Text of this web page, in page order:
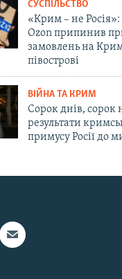
СУСПІЛЬСТВО
«Крим – не
Ozon припинив
замовлень на
півострові
ВІЙНА ТА КРИМ
Сорок днів, сорок
результати
примусу Росії до